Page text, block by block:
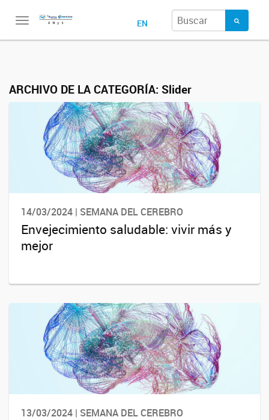
Toggle
EN
ARCHIVO DE LA CATEGORÍA: Slider
14/03/2024 | SEMANA DEL CEREBRO
Envejecimiento saludable: vivir más y
mejor
13/03/2024 | SEMANA DEL CEREBRO